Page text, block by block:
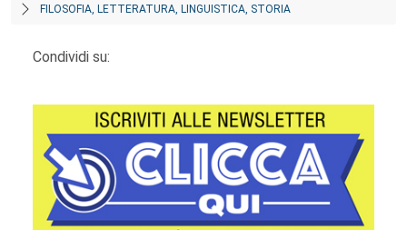
FILOSOFIA, LETTERATURA, LINGUISTICA, STORIA
Condividi su: